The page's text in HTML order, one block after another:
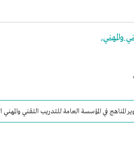
والمهني.
المناهج في المؤسسة العامة للتدريب التقني والمهني